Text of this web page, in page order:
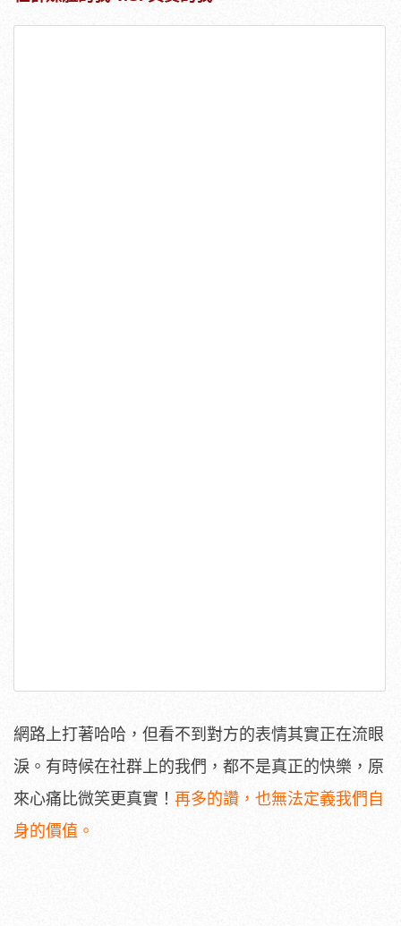
網路上打著哈哈，但看不到對方的表情其實正在流眼
淚。有時候在社群上的我們，都不是真正的快樂，原
來心痛比微笑更真實！ 再多的讚，也無法定義我們自
身的價值。